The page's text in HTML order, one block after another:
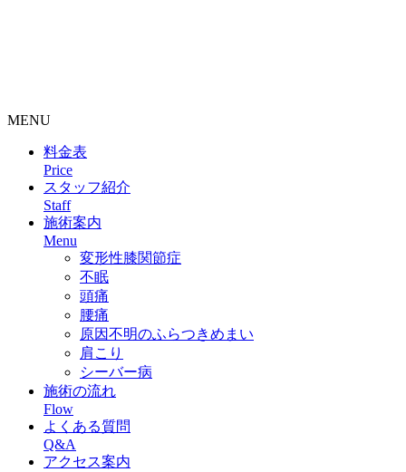
MENU
料金表
Price
スタッフ紹介
Staff
施術案内
Menu
変形性膝関節症
不眠
頭痛
腰痛
原因不明のふらつきめまい
肩こり
シーバー病
施術の流れ
Flow
よくある質問
Q&A
アクセス案内